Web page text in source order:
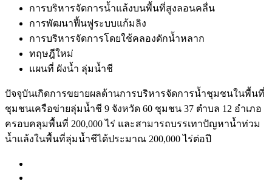
การบริหารจัดการน้ำแล้งบนพื้นที่สูงลอนคลื่น
การพัฒนาฟื้นฟูระบบแก้มลิง
การบริหารจัดการโดยใช้คลองดักน้ำหลาก
ทฤษฎีใหม่
แผนที่ ผังน้ำ ลุ่มน้ำชี
ปัจจุบันเกิดการขยายผลด้านการบริหารจัดการน้ำชุมชนในพื้นที่
ชุมชนเครือข่ายลุ่มน้ำชี 9 จังหวัด 60 ชุมชน 37 ตำบล 12 อำเภอ
ครอบคลุมพื้นที่ 200,000 ไร่ และสามารถบรรเทาปัญหาน้ำท่วม
น้ำแล้งในพื้นที่ลุ่มน้ำชีได้ประมาณ 200,000 ไร่ต่อปี